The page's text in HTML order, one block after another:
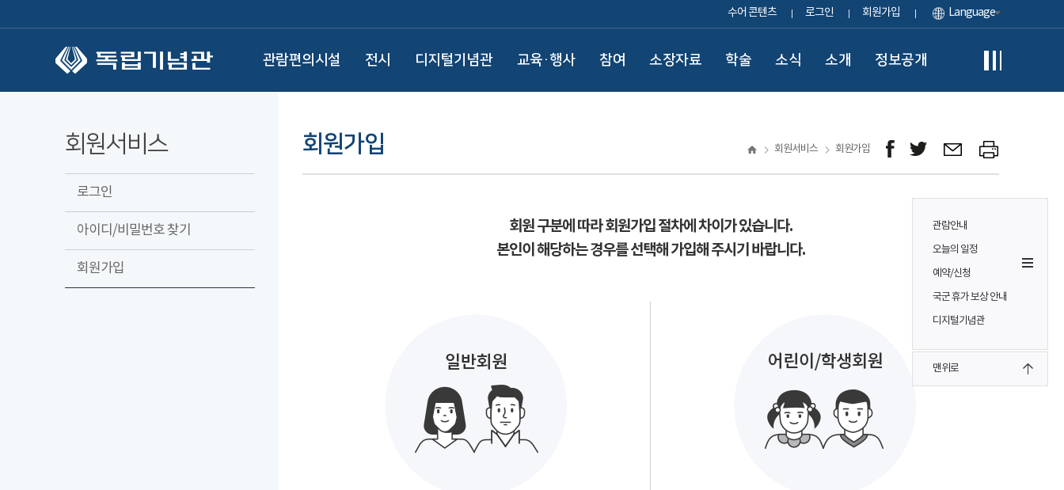
수어 콘텐츠 로그인 회원가입 Language
관람편의시설 전시 디지털기념관 교육·행사 참여 소장자료 학술 소식 소개 정보공개
회원서비스
로그인
아이디/비밀번호 찾기
회원가입
회원가입 회원서비스 회원가입
회원 구분에 따라 회원가입 절차에 차이가 있습니다.
본인이 해당하는 경우를 선택해 가입해 주시기 바랍니다.
관람안내
오늘의 일정
예약/신청
국군 휴가 보상 안내
디지털기념관
맨위로